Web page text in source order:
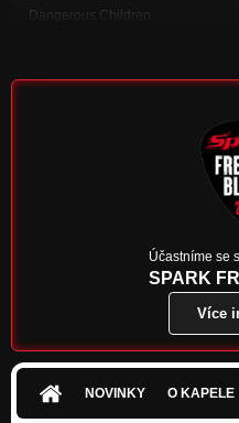
Dangerous Children
When ?
Name Of The One
Účastníme se
SPARK
Více
NOVINKY O KAPELE